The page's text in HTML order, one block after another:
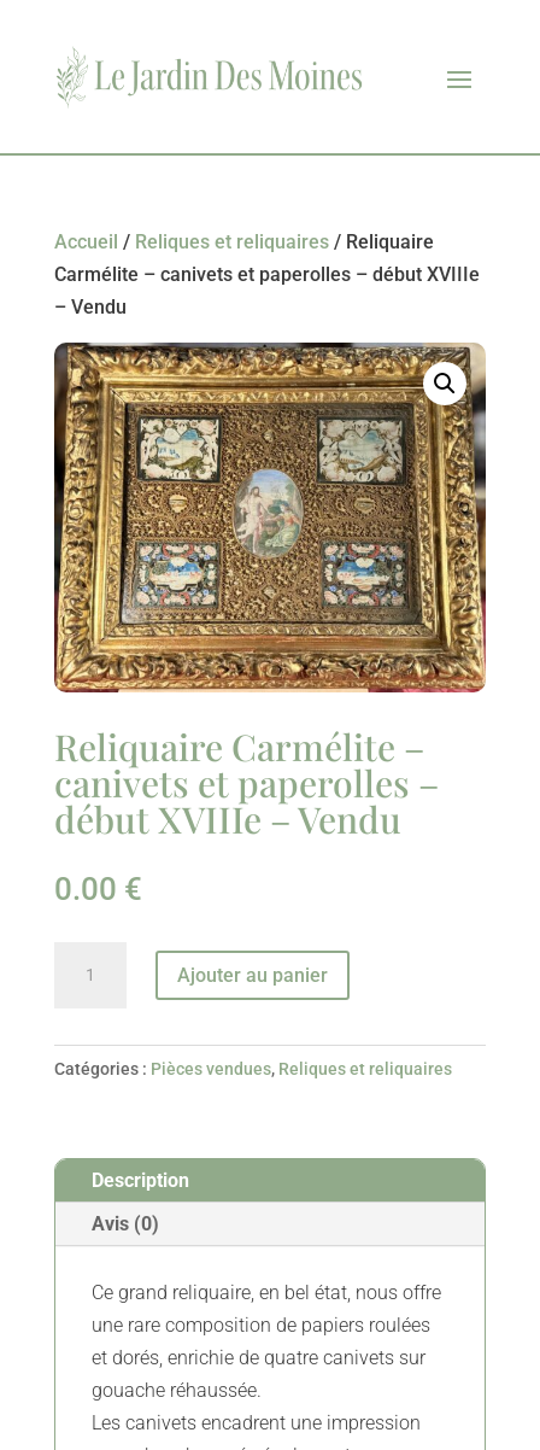
Accueil / Reliques et reliquaires/ Reliquaire
Carmélite – canivets et paperolles – début XVIIIe
– Vendu
Reliquaire Carmélite –
canivets et paperolles –
début XVIIIe – Vendu
0.00 €
et
paperolles
début
XVIIIe
Vendu
Ajouter au panier
Catégories : Pièces vendues, Reliques et reliquaires
Description
Avis (0)
Ce grand reliquaire, en bel état, nous offre
une rare composition de papiers roulées
et dorés, enrichie de quatre canivets sur
gouache réhaussée.
Les canivets encadrent une impression